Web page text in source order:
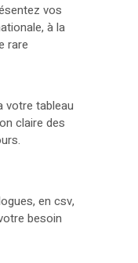
vos
à la
rare
votre tableau
claire des
en csv,
besoin